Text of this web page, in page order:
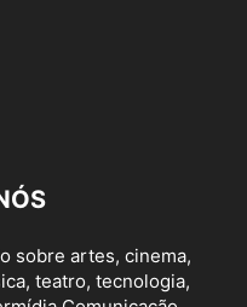
sobre artes, cinema,
teatro, tecnologia,